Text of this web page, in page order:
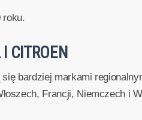
roku.
CITROEN
bardziej markami
Francji, Niemczech i